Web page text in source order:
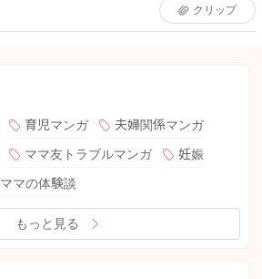
クリップ
育児マンガ
夫婦関係マンガ
ママ友トラブルマンガ
妊娠
ママの体験談
もっと見る